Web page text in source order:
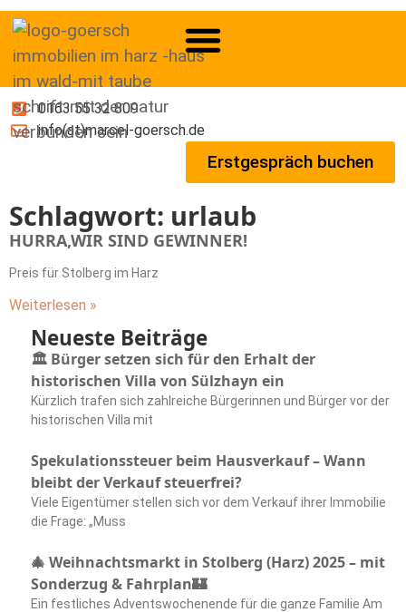
0163 55 32 809
info(at)marcel-goersch.de
Erstgespräch buchen
Schlagwort: urlaub
HURRA,WIR SIND GEWINNER!
Preis für Stolberg im Harz
Weiterlesen »
Neueste Beiträge
🏛️ Bürger setzen sich für den Erhalt der
historischen Villa von Sülzhayn ein
Kürzlich trafen sich zahlreiche Bürgerinnen und Bürger vor der
historischen Villa mit
Spekulationssteuer beim Hausverkauf – Wann
bleibt der Verkauf steuerfrei?
Viele Eigentümer stellen sich vor dem Verkauf ihrer Immobilie
die Frage: „Muss
🎄 Weihnachtsmarkt in Stolberg (Harz) 2025 – mit
Sonderzug & Fahrplan🏰
Ein festliches Adventswochenende für die ganze Familie Am